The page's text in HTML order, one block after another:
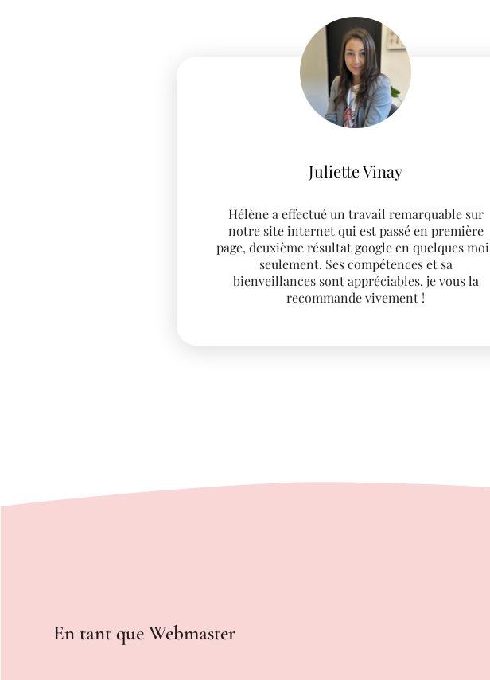
Nathanaelle Haubois
Je ne peux que vous recommander les services
d'Hélène Guérin pour sa bonne humeur, ses
compétences et sa créativité. N'hésitez pas à
confier vos projets de site web et vos écrits pro.
Merci Hélène !